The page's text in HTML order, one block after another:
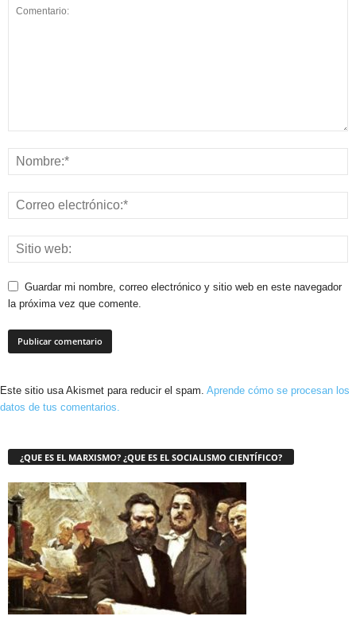
Guardar mi nombre, correo electrónico y sitio web en este navegador
la próxima vez que comente.
Este sitio usa Akismet para reducir el spam. Aprende cómo se procesan los
datos de tus comentarios.
¿QUE ES EL MARXISMO? ¿QUE ES EL SOCIALISMO CIENTÍFICO?